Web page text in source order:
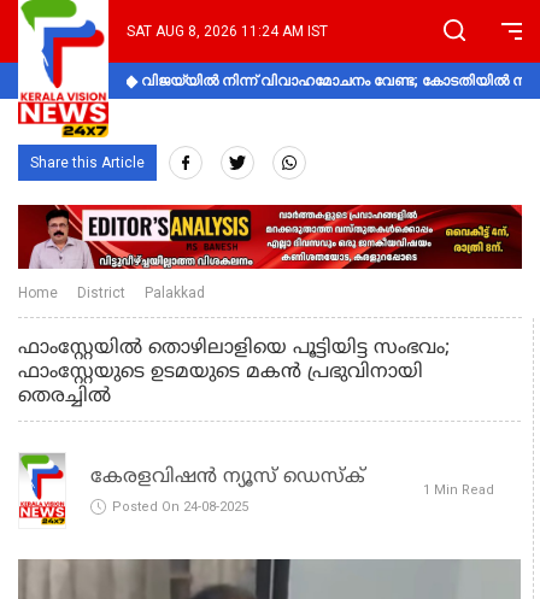
SAT AUG 8, 2026 11:24 AM IST
വിജയ്‌യിൽ നിന്ന് വിവാഹമോചനം വേണ്ട; കോടതിയിൽ
Share this Article
Home District Palakkad
ഫാംസ്റ്റേയില്‍ തൊഴിലാളിയെ പൂട്ടിയിട്ട സംഭവം;
ഫാംസ്റ്റേയുടെ ഉടമയുടെ മകന്‍ പ്രഭുവിനായി
തെരച്ചില്‍
കേരളവിഷൻ ന്യൂസ് ഡെസ്‌ക്
Posted On 24-08-2025
1 Min Read